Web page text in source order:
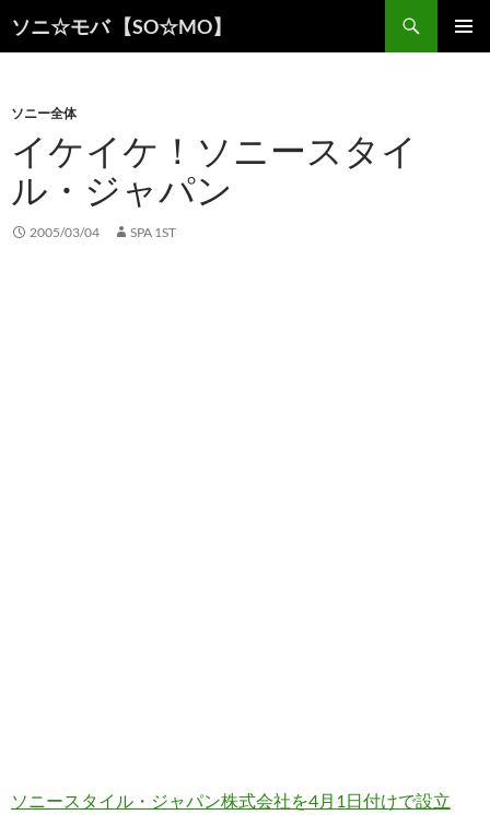
ソニ☆モバ 【SO☆MO】
索
ン
へ
ス
キ
ッ
ソニー全体
イケイケ！ソニースタイ
ル・ジャパン
2005/03/04 SPA 1ST
ソニースタイル・ジャパン株式会社を4月1日付けで設立